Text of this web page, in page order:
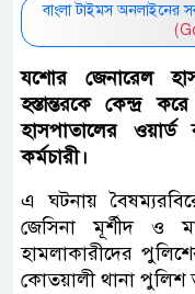
বাংলা টাইমস
যশোর জেনারেল
হস্তান্তরকে কেন্দ্র
হাসপাতালের
কর্মচারী।
এ ঘটনায়
জেসিনা মূর্শীদ ও
হামলাকারীদের
কোতয়ালী থানা